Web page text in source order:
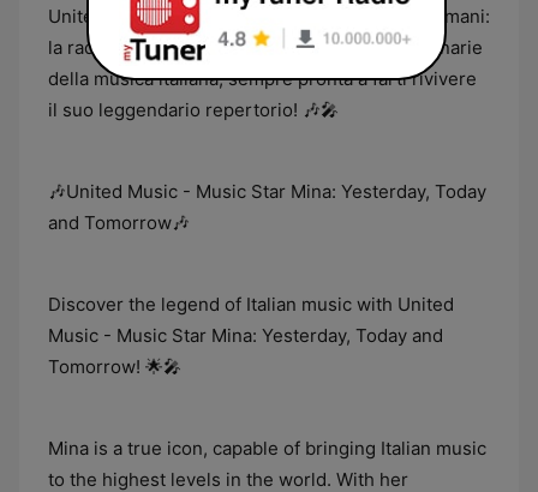
United Music - Music Star Mina: Ieri, Oggi e Domani:
la radio che celebra una delle voci più straordinarie
della musica italiana, sempre pronta a farti rivivere
il suo leggendario repertorio! 🎶🎤
🎶United Music - Music Star Mina: Yesterday, Today
and Tomorrow🎶
Discover the legend of Italian music with United
Music - Music Star Mina: Yesterday, Today and
Tomorrow! 🌟🎤
Mina is a true icon, capable of bringing Italian music
to the highest levels in the world. With her